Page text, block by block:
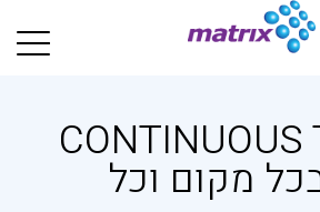
CONTINUOUS
מקום וכל